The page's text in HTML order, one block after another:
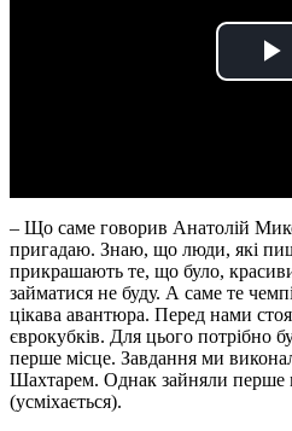
– Що саме говорив Анатолій
пригадаю. Знаю, що люди, які
прикрашають те, що було,
займатися не буду. А саме те
цікава авантюра. Перед нами
єврокубків. Для цього потрібно
перше місце. Завдання ми
Шахтарем. Однак зайняли перше
(усміхається).